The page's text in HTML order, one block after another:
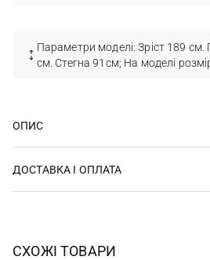
Параметри моделі: Зріст 189 см.
см. Стегна 91см; На моделі
ОПИС
ДОСТАВКА І ОПЛАТА
СХОЖІ ТОВАРИ